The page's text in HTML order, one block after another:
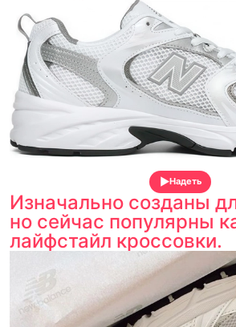
Надеть
Изначально созданы
но сейчас популярны
лайфстайл кроссовки.